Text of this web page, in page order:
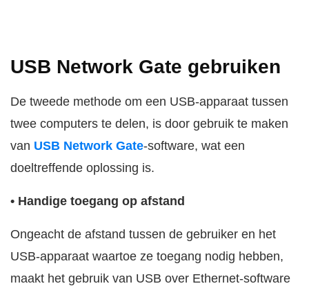
USB Network Gate gebruiken
De tweede methode om een USB-apparaat tussen
twee computers te delen, is door gebruik te maken
van USB Network Gate-software, wat een
doeltreffende oplossing is.
• Handige toegang op afstand
Ongeacht de afstand tussen de gebruiker en het
USB-apparaat waartoe ze toegang nodig hebben,
maakt het gebruik van USB over Ethernet-software